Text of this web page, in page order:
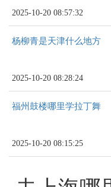
2025-10-20 08:57:32
杨柳青是天津什么地方
2025-10-20 08:28:24
福州鼓楼哪里学拉丁舞
2025-10-20 08:15:25